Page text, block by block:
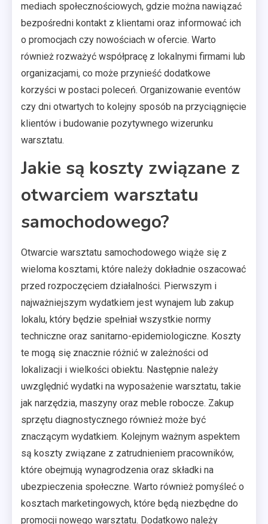
mediach społecznościowych, gdzie można nawiązać
bezpośredni kontakt z klientami oraz informować ich
o promocjach czy nowościach w ofercie. Warto
również rozważyć współpracę z lokalnymi firmami lub
organizacjami, co może przynieść dodatkowe
korzyści w postaci poleceń. Organizowanie eventów
czy dni otwartych to kolejny sposób na przyciągnięcie
klientów i budowanie pozytywnego wizerunku
warsztatu.
Jakie są koszty związane z
otwarciem warsztatu
samochodowego?
Otwarcie warsztatu samochodowego wiąże się z
wieloma kosztami, które należy dokładnie oszacować
przed rozpoczęciem działalności. Pierwszym i
najważniejszym wydatkiem jest wynajem lub zakup
lokalu, który będzie spełniał wszystkie normy
techniczne oraz sanitarno-epidemiologiczne. Koszty
te mogą się znacznie różnić w zależności od
lokalizacji i wielkości obiektu. Następnie należy
uwzględnić wydatki na wyposażenie warsztatu, takie
jak narzędzia, maszyny oraz meble robocze. Zakup
sprzętu diagnostycznego również może być
znaczącym wydatkiem. Kolejnym ważnym aspektem
są koszty związane z zatrudnieniem pracowników,
które obejmują wynagrodzenia oraz składki na
ubezpieczenia społeczne. Warto również pomyśleć o
kosztach marketingowych, które będą niezbędne do
promocji nowego warsztatu. Dodatkowo należy